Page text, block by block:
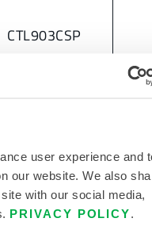
user experience and
our website. We also
with our social media,
PRIVACY POLICY.
CTL903CSP